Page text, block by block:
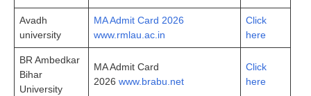
Avadh
university
MA Admit Card 2026
www.rmlau.ac.in
Click
here
BR Ambedkar
Bihar
University
MA Admit Card
2026 www.brabu.net
Click
here